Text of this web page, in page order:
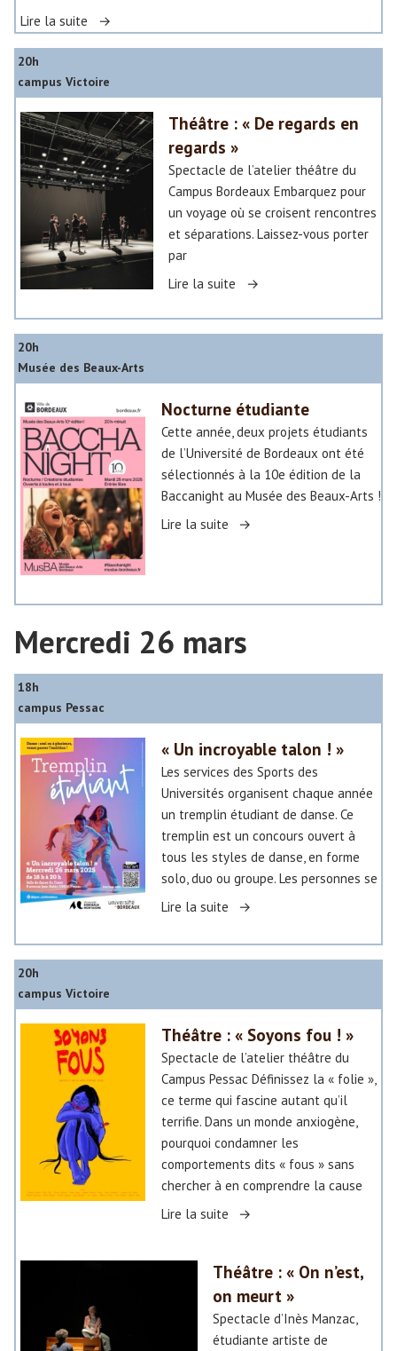
e
s
i
t
a
i
r
»
Lire la suite
a
o
u
q
u
e
e
20h
campus Victoire
Théâtre : « De regards en
regards »
Spectacle de l’atelier théâtre du
Campus Bordeaux Embarquez pour
un voyage où se croisent rencontres
et séparations. Laissez-vous porter
par
Lire la suite
t
r
e
:
«
e
a
n
r
e
g
a
r
d
s
»
20h
Musée des Beaux-Arts
Nocturne étudiante
Cette année, deux projets étudiants
de l’Université de Bordeaux ont été
sélectionnés à la 10e édition de la
Baccanight au Musée des Beaux-Arts !
Lire la suite
c
u
r
t
u
d
i
a
n
t
»
Mercredi 26 mars
18h
campus Pessac
« Un incroyable talon ! »
Les services des Sports des
Universités organisent chaque année
un tremplin étudiant de danse. Ce
tremplin est un concours ouvert à
tous les styles de danse, en forme
solo, duo ou groupe. Les personnes se
Lire la suite
«
n
n
c
r
o
y
a
b
a
n
20h
campus Victoire
Théâtre : « Soyons fou ! »
Spectacle de l’atelier théâtre du
Campus Pessac Définissez la « folie »,
ce terme qui fascine autant qu’il
terrifie. Dans un monde anxiogène,
pourquoi condamner les
comportements dits « fous » sans
chercher à en comprendre la cause
Lire la suite
h
é
â
t
Théâtre : « On n’est,
on meurt »
Spectacle d’Inès Manzac,
étudiante artiste de